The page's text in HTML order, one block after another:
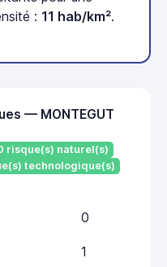
: 11 hab/km².
— MONTEGUT
risque(s) naturel(s)
technologique(s)
0
1